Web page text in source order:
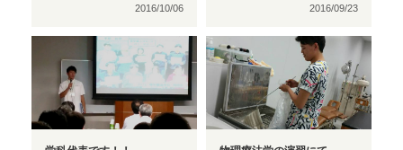
2016/10/06 2016/09/23